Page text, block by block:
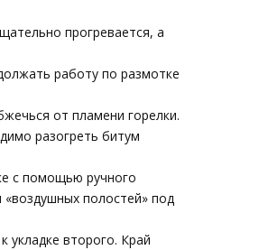
прогревается, а
работу по размотке
от пламени горелки.
разогреть битум
с помощью ручного
полостей» под
укладке второго. Край